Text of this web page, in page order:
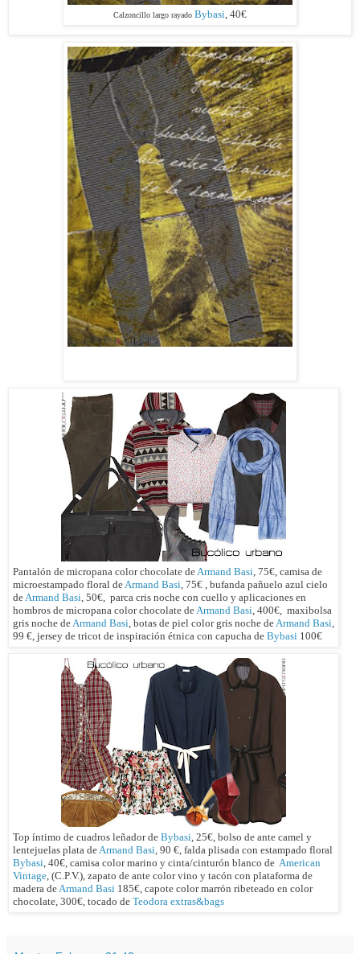
Calzoncillo largo rayado Bybasi , 40€
Pantalón de micropana color chocolate de Armand Basi , 75€, camisa de
microestampado floral de Armand Basi , 75€ , bufanda pañuelo azul cielo
de Armand Basi , 50€, parca cris noche con cuello y aplicaciones en
hombros de micropana color chocolate de Armand Basi , 400€, maxibolsa
gris noche de Armand Basi , botas de piel color gris noche de Armand Basi
99 €, jersey de tricot de inspiración étnica con capucha de Bybasi 100€
Top íntimo de cuadros leñador de Bybasi, 25€, bolso de ante camel y
lentejuelas plata deArmand Basi, 90 €, falda plisada con estampado floral
Bybasi, 40€, camisa color marino y cinta/cinturón blanco de American
Vintage, (C.P.V.), zapato de ante color vino y tacón con plataforma de
madera deArmand Basi 185€, capote color marrón ribeteado en color
chocolate, 300€, tocado de Teodora extras&bags